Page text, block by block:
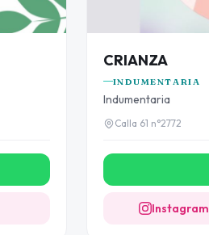
CRIANZA
INDUMENTARIA
Indumentaria
Calla 61 n°2772
Instagram